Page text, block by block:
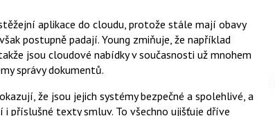
aplikace do cloudu, protože stále mají obavy
postupně padají. Young zmiňuje, že například
jsou cloudové nabídky v současnosti už mnohem
správy dokumentů.
že jsou jejich systémy bezpečné a spolehlivé, a
příslušné texty smluv. To všechno ujišťuje dříve